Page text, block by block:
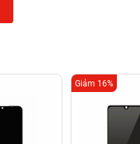
Giảm 16%